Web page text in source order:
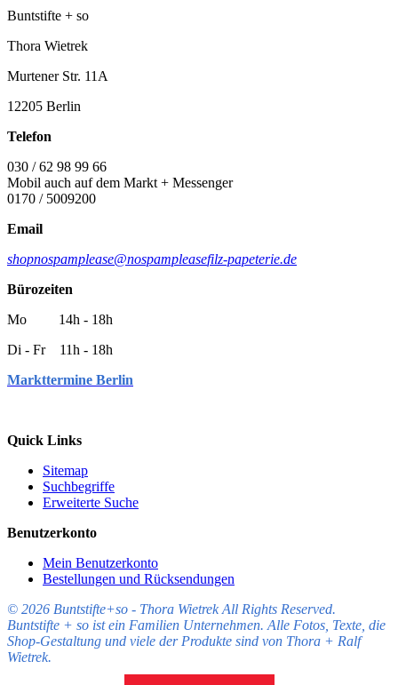
Buntstifte + so
Thora Wietrek
Murtener Str. 11A
12205 Berlin
Telefon
030 / 62 98 99 66
Mobil auch auf dem Markt + Messenger
0170 / 5009200
Email
shopnospamplease@nospampleasefilz-papeterie.de
Bürozeiten
Mo 14h - 18h
Di - Fr 11h - 18h
Markttermine Berlin
Quick Links
Sitemap
Suchbegriffe
Erweiterte Suche
Benutzerkonto
Mein Benutzerkonto
Bestellungen und Rücksendungen
© 2026 Buntstifte+so - Thora Wietrek All Rights Reserved.
Buntstifte + so ist ein Familien Unternehmen. Alle Fotos, Texte, die
Shop-Gestaltung und viele der Produkte sind von Thora + Ralf
Wietrek.